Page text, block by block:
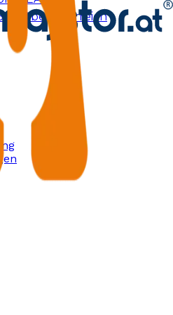
Oberösterreich